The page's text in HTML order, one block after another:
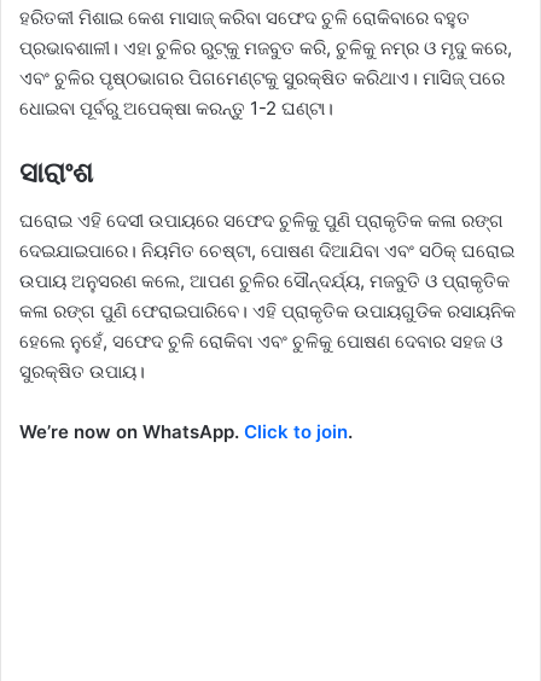
ହରିତକୀ ମିଶାଇ କେଶ ମାସାଜ୍ କରିବା ସଫେଦ ଚୁଳି ରୋକିବାରେ ବହୁତ
ପ୍ରଭାବଶାଳୀ। ଏହା ଚୁଳିର ରୁଟ୍କୁ ମଜବୁତ କରି, ଚୁଳିକୁ ନମ୍ର ଓ ମୃଦୁ କରେ,
ଏବଂ ଚୁଳିର ପୃଷ୍ଠଭାଗର ପିଗମେଣ୍ଟକୁ ସୁରକ୍ଷିତ କରିଥାଏ। ମାସିଜ୍ ପରେ
ଧୋଇବା ପୂର୍ବରୁ ଅପେକ୍ଷା କରନ୍ତୁ 1-2 ଘଣ୍ଟା।
ସାରାଂଶ
ଘରୋଇ ଏହି ଦେସୀ ଉପାୟରେ ସଫେଦ ଚୁଳିକୁ ପୁଣି ପ୍ରାକୃତିକ କଳା ରଙ୍ଗ
ଦେଇଯାଇପାରେ। ନିୟମିତ ଚେଷ୍ଟା, ପୋଷଣ ଦିଆଯିବା ଏବଂ ସଠିକ୍ ଘରୋଇ
ଉପାୟ ଅନୁସରଣ କଲେ, ଆପଣ ଚୁଳିର ସୌନ୍ଦର୍ଯ୍ୟ, ମଜବୁତି ଓ ପ୍ରାକୃତିକ
କଳା ରଙ୍ଗ ପୁଣି ଫେରାଇପାରିବେ। ଏହି ପ୍ରାକୃତିକ ଉପାୟଗୁଡିକ ରସାୟନିକ
ହେଲେ ନୁହେଁ, ସଫେଦ ଚୁଳି ରୋକିବା ଏବଂ ଚୁଳିକୁ ପୋଷଣ ଦେବାର ସହଜ ଓ
ସୁରକ୍ଷିତ ଉପାୟ।
We’re now on WhatsApp. Click to join.